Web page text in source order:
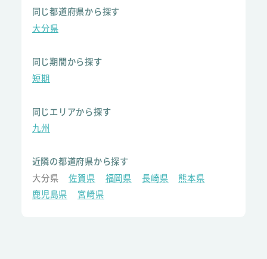
同じ都道府県から探す
大分県
同じ期間から探す
短期
同じエリアから探す
九州
近隣の都道府県から探す
大分県
佐賀県 福岡県 長崎県
熊本県
鹿児島県
宮崎県